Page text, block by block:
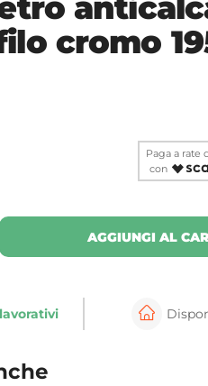
cromo
Paga a rate
con
AGGIUNGI AL